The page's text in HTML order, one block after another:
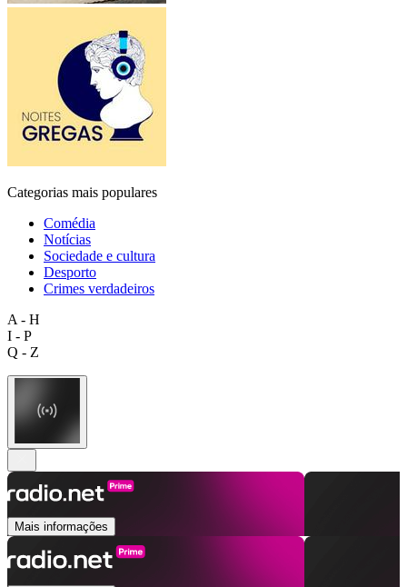
Categorias mais populares
Comédia
Notícias
Sociedade e cultura
Desporto
Crimes verdadeiros
A - H
I - P
Q - Z
Mais informações